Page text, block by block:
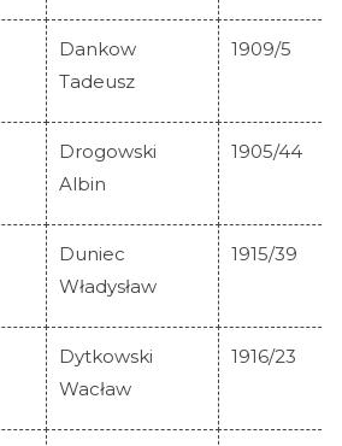
Dankow
Tadeusz
1909/5
Drogowski
Albin
1905/44
Duniec
Władysław
1915/39
Dytkowski
Wacław
1916/23